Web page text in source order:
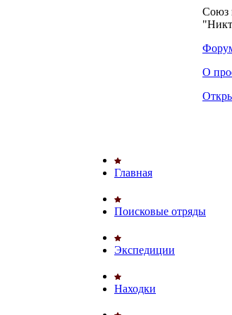
Союз
О
Главная
Поисковые отряды
Экспедиции
Находки